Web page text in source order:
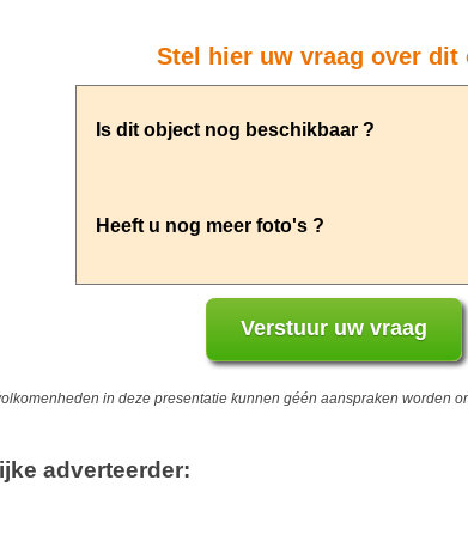
Stel hier uw vraag over dit
in deze presentatie kunnen géén aanspraken worden
adverteerder: